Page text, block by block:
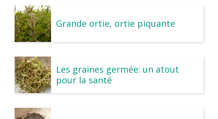
Grande ortie, ortie piquante
Les graines germée: un atout
pour la santé